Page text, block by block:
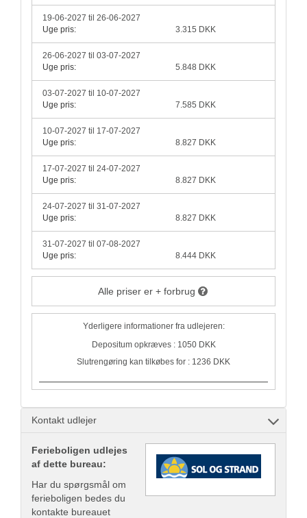
19-06-2027 til 26-06-2027
Uge pris:
3.315 DKK
26-06-2027 til 03-07-2027
Uge pris:
5.848 DKK
03-07-2027 til 10-07-2027
Uge pris:
7.585 DKK
10-07-2027 til 17-07-2027
Uge pris:
8.827 DKK
17-07-2027 til 24-07-2027
Uge pris:
8.827 DKK
24-07-2027 til 31-07-2027
Uge pris:
8.827 DKK
31-07-2027 til 07-08-2027
Uge pris:
8.444 DKK
Alle priser er + forbrug
Yderligere informationer fra udlejeren:
Depositum opkræves : 1050 DKK
Slutrengøring kan tilkøbes for : 1236 DKK
Kontakt udlejer
Ferieboligen udlejes
af dette bureau:
Har du spørgsmål om
ferieboligen bedes du
kontakte bureauet